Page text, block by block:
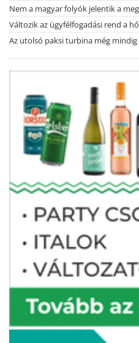
Nem a magyar folyók jelentik a
Változik az ügyfélfogadási rend a
Az utolsó paksi turbina még